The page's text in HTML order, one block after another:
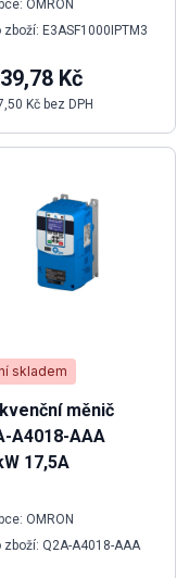
OMRON
E3ASF1000IPTM3
Kč
Kč bez DPH
skladem
měnič
A4018-AAA
17,5A
OMRON
zboží: Q2A-A4018-AAA